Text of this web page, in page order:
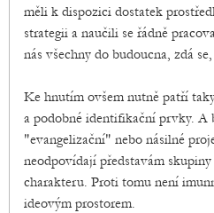
měli k dispozici dostatek
strategii a naučili se řádně
nás všechny do budoucna, zdá
Ke hnutím ovšem nutně patří
a podobné identifikační prvky. A
"evangelizační" nebo násilné
neodpovídají představám
charakteru. Proti tomu není
ideovým prostorem.